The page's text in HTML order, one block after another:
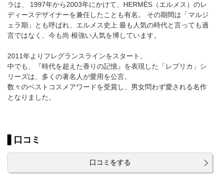
ラは、 1997年から2003年にかけて、HERMÈS（エルメス）のレ
ディースデザイナーを兼任したことも有名。 その期間は「マルジ
ェラ期」とも呼ばれ、エルメス史上 最も人気の時代と言っても過
言ではなく、今も尚 根強い人気を博しています。
2011年よりフレグランスラインをスタート。
中でも、『時代を超えた香りの記憶』を表現した「レプリカ」シ
リーズは、多くの著名人が愛用を公言。
数々のベストコスメアワードを受賞し、男女問わず愛される名作
となりました。
口コミ
口コミをする